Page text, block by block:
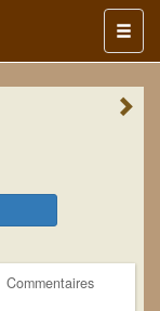
Menu
Commentaires